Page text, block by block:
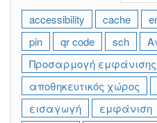
accessibility cache
pin
qr code sch
Προσαρμογή εμφάνισης
αποθηκευτικός χώρος
εισαγωγή
εμφάνιση